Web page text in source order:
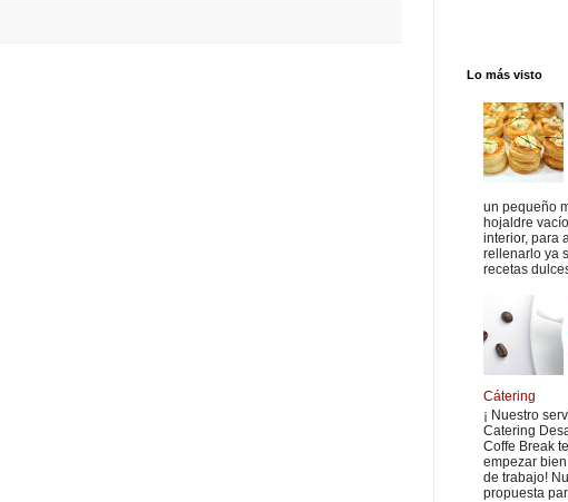
Lo más visto
un pequeño
hojaldre
interior, para
rellenarlo ya
recetas
Cátering
¡ Nuestro
Catering
Coffe Break
empezar
de trabajo!
propuesta